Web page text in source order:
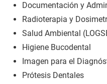
Documentación y
Radioterapia y
Salud Ambiental
Higiene Bucodental
Imagen para el
Prótesis Dentales